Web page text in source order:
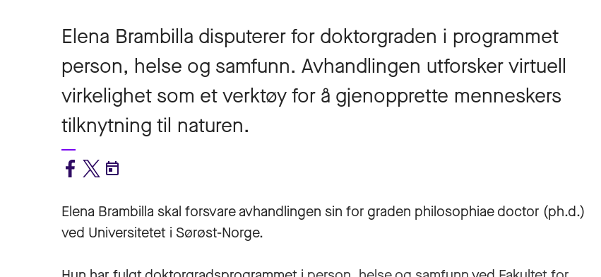
Elena Brambilla disputerer for doktorgraden i programmet
person, helse og samfunn. Avhandlingen utforsker virtuell
virkelighet som et verktøy for å gjenopprette menneskers
tilknytning til naturen.
Elena Brambilla skal forsvare avhandlingen sin for graden philosophiae doctor (ph.d.)
ved Universitetet i Sørøst-Norge.